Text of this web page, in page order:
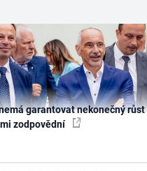
garantovat nekonečný
zodpovědní